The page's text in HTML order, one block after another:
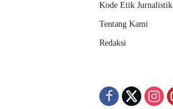
Kode Etik Jurnalistik
Tentang Kami
Redaksi